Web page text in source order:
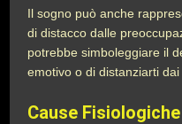
Il sogno può anche
di distacco dalle
potrebbe simboleggiare il
emotivo o di distanziarti
Cause Fisiologiche